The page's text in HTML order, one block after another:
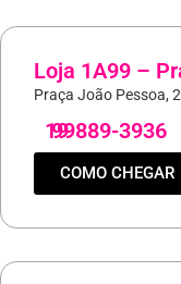
Loja 1A99 –
Praça João Pessoa,
19
99889-3936
COMO CHEGAR